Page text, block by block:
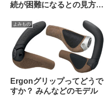
続が困難になるとの見方も
よみもの
Ergonグリップってどうで
すか？ みんなどのモデル